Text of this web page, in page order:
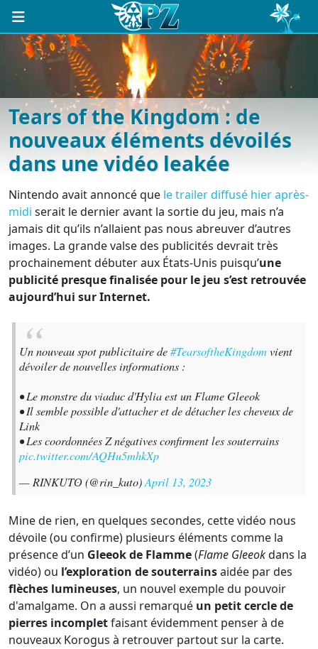
Tears of the Kingdom : de
nouveaux éléments dévoilés
dans une vidéo leakée
Nintendo avait annoncé que le trailer diffusé hier après-
midi serait le dernier avant la sortie du jeu, mais n’a
jamais dit qu’ils n’allaient pas nous abreuver d’autres
images. La grande valse des publicités devrait très
prochainement débuter aux États-Unis puisqu’une
publicité presque finalisée pour le jeu s’est retrouvée
aujourd’hui sur Internet.
Un nouveau spot publicitaire de#TearsoftheKingdomvient
dévoiler de nouvelles informations :
• Le monstre du viaduc d'Hylia est un Flame Gleeok
• Il semble possible d'attacher et de détacher les cheveux de
Link
• Les coordonnées Z négatives confirment les souterrains
pic.twitter.com/AQHu5mhkXp
— RINKUTʘ (@rin_kuto)April 13, 2023
Mine de rien, en quelques secondes, cette vidéo nous
dévoile (ou confirme) plusieurs éléments comme la
présence d’un Gleeok de Flamme(Flame Gleeokdans la
vidéo) ou l’exploration de souterrainsaidée par des
flèches lumineuses, un nouvel exemple du pouvoir
d'amalgame. On a aussi remarqué un petit cercle de
pierres incompletfaisant évidemment penser à de
nouveaux Korogus à retrouver partout sur la carte.